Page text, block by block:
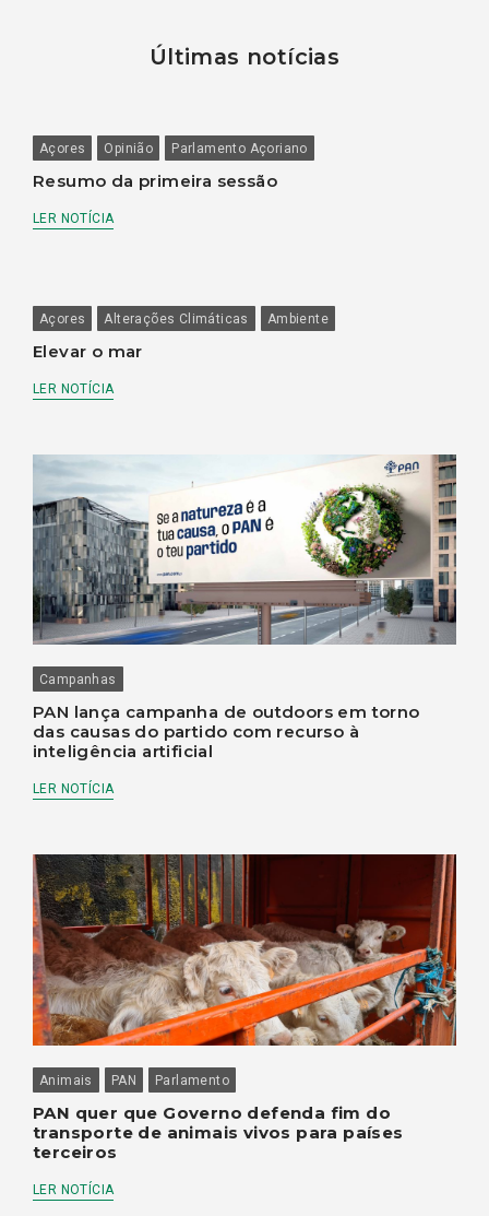
Últimas notícias
Açores Opinião Parlamento Açoriano
Resumo da primeira sessão
LER NOTÍCIA
Açores Alterações Climáticas Ambiente
Elevar o mar
LER NOTÍCIA
Campanhas
PAN lança campanha de outdoors em torno
das causas do partido com recurso à
inteligência artificial
LER NOTÍCIA
Animais PAN Parlamento
PAN quer que Governo defenda fim do
transporte de animais vivos para países
terceiros
LER NOTÍCIA